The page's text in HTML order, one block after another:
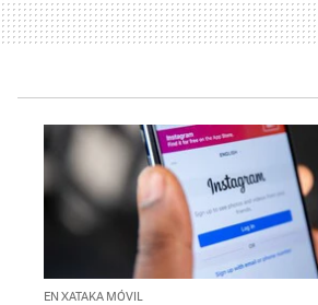
EN XATAKA MÓVIL